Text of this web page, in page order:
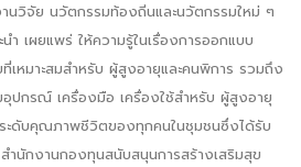
วิจัย นวัตกรรมท้องถิ่นและนวัตกรรมใหม่ ๆ
า เผยแพร่ ให้ความรู้ในเรื่องการออกแบบ
เหมาะสมสําหรับ ผู้สูงอายุและคนพิการ รวมถึง
ปกรณ์ เครื่องมือ เครื่องใช้สําหรับ ผู้สูงอายุ
ะดับคุณภาพชีวิตของทุกคนในชุมชนซึ่งได้รับ
นักงานกองทุนสนับสนุนการสร้างเสริมสุข